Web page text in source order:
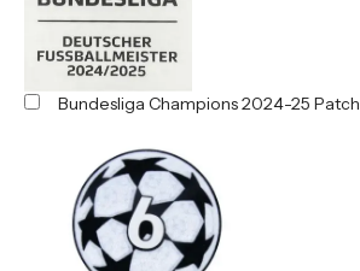
Bundesliga Champions 2024-25 Patch